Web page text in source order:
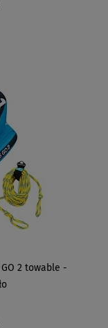
GO 2 towable -